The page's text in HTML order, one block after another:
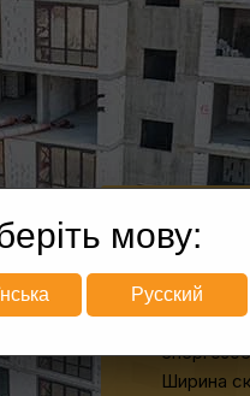
Профіль -
Колір -
Ширина
мову:
Русский